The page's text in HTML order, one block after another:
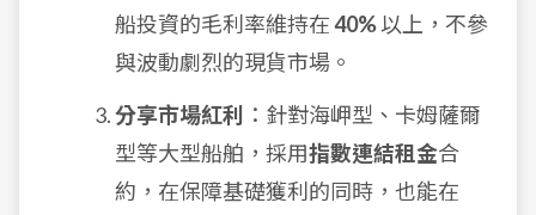
船投資的毛利率維持在40%以上，不參
與波動劇烈的現貨市場。
分享市場紅利
：針對海岬型、卡姆薩爾
型等大型船舶，採用指數連結租金合
約，在保障基礎獲利的同時，也能在